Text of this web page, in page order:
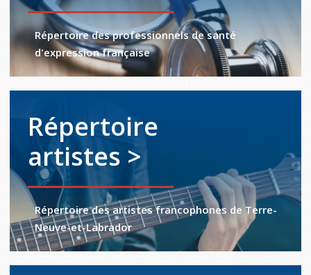
Répertoire des professionnels de santé
d'expression française
Répertoire
artistes >
Répertoire des artistes francophones de Terre-
Neuve-et-Labrador